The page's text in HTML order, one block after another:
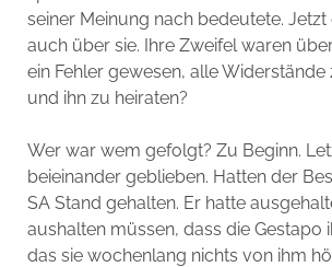
seiner Meinung nach bedeutete. Jetzt
auch über sie. Ihre Zweifel waren
ein Fehler gewesen, alle
und ihn zu heiraten?
Wer war wem gefolgt? Zu Beginn.
beieinander geblieben. Hatten der
SA Stand gehalten. Er hatte
aushalten müssen, dass die Gestapo
das sie wochenlang nichts von ihm